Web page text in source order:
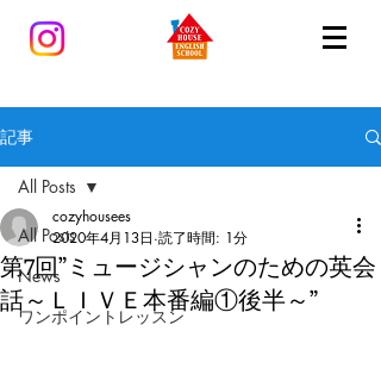
記事
All Posts
News
ワンポイントレッスン
All Posts
第7回”ミュージシャンのための英会
話～ＬＩＶＥ本番編①後半～”
cozyhousees
2020年4月13日 読了時間: 1分